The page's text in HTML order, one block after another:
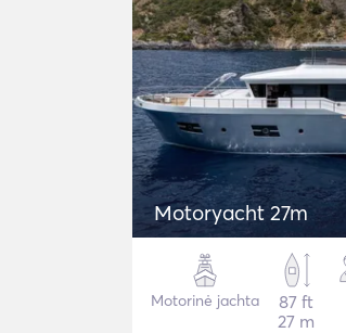
Motoryacht 27m
Motorinė jachta
87 ft
27 m